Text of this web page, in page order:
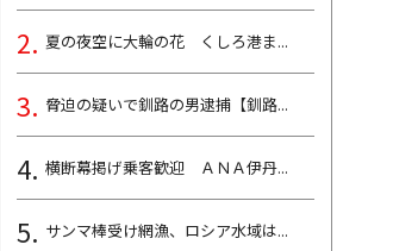
夏の夜空に大輪の花 くしろ港ま...
脅迫の疑いで釧路の男逮捕【釧路...
横断幕掲げ乗客歓迎 ＡＮＡ伊丹...
サンマ棒受け網漁、ロシア水域は...